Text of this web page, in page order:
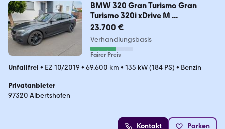
BMW 320 Gran Turismo Gran
Turismo 320i xDrive M ...
23.700 €
Verhandlungsbasis
Fairer Preis
Unfallfrei • EZ 10/2019 • 69.600 km • 135 kW (184 PS) • Benzin
Privatanbieter
97320 Albertshofen
Kontakt Parken